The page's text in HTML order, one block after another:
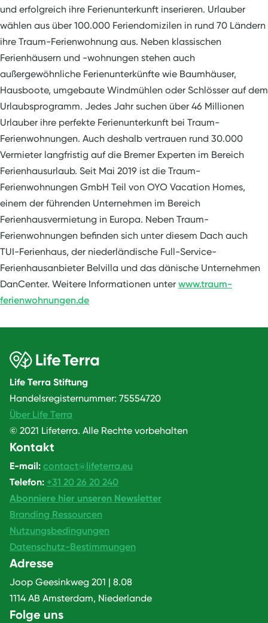
und erfolgreich ihre Ferienunterkunft inserieren. Urlauber
wählen aus über 100.000 Feriendomizilen in rund 70 Ländern
ihre Traum-Ferienwohnung aus. Neben klassischen
Ferienhäusern und -wohnungen stehen auch
außergewöhnliche Ferienunterkünfte wie Baumhäuser,
Hausboote, umgebaute Windmühlen oder Schlösser auf dem
Urlaubsprogramm. Jedes Jahr suchen über 46 Millionen
Urlauber ihre perfekte Ferienunterkunft bei Traum-
Ferienwohnungen. Auch deshalb vertrauen rund 30.000
Vermieter langfristig auf die Bremer Experten im Bereich
Ferienhausurlaub. Seit Mai 2019 ist die Traum-
Ferienwohnungen GmbH Teil von OYO Vacation Homes,
einem der führenden Unternehmen im Bereich
Ferienhausvermietung in Europa. Neben Traum-
Ferienwohnungen befinden sich unter diesem Dach auch
TUI-Ferienhaus, der niederländische Full-Service-
Ferienhausanbieter Belvilla und das dänische Unternehmen
DanCenter. Weitere Informationen unter www.traum-
ferienwohnungen.de
Life Terra Stiftung
Handelsregisternummer: 75554720
Über Life Terra
© 2021 Lifeterra. Alle Rechte vorbehalten
Kontakt
E-mail: contact@lifeterra.eu
Telefon: +31 20 26 20 240
Abonniere hier unseren Newsletter
Branding Ressourcen
Nutzungsbedingungen
Datenschutz-Bestimmungen
Adresse
Joop Geesinkweg 201 | 8.08
1114 AB Amsterdam, Niederlande
Folge uns